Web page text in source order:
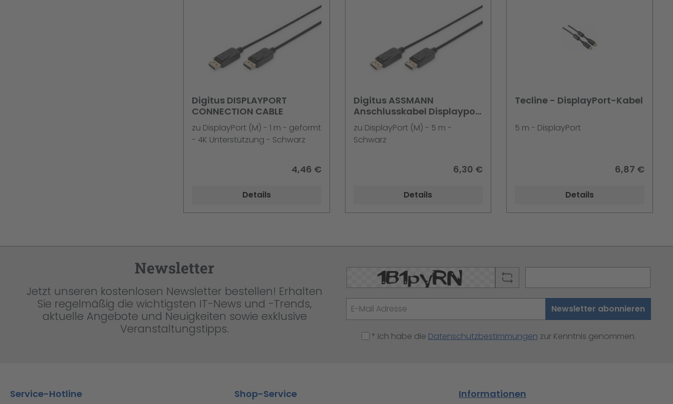
Digitus DISPLAYPORT
CONNECTION CABLE
zu DisplayPort (M) - 1 m - geformt
- 4K Unterstützung - Schwarz
4,46 €
Details
Digitus ASSMANN
Anschlusskabel Displayport
1.2 2xgeschirmt schwarz 5m
AWG28
zu DisplayPort (M) - 5 m -
Schwarz
6,30 €
Details
Tecline - DisplayPort-Kabel
5 m - DisplayPort
6,87 €
Details
Newsletter
Jetzt unseren kostenlosen Newsletter bestellen! Erhalten
Sie regelmäßig die wichtigsten IT-News und -Trends,
aktuelle Angebote und Neuigkeiten sowie exklusive
Veranstaltungstipps.
Newsletter abonnieren
* Ich habe die Datenschutzbestimmungen zur Kenntnis genommen.
Service-Hotline Shop-Service Informationen